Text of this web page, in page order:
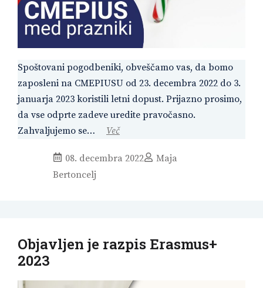
Spoštovani pogodbeniki, obveščamo vas, da bomo
zaposleni na CMEPIUSU od 23. decembra 2022 do 3.
januarja 2023 koristili letni dopust. Prijazno prosimo,
da vse odprte zadeve uredite pravočasno.
Zahvaljujemo se…
Več
08. decembra 2022
Maja
Bertoncelj
Objavljen je razpis Erasmus+
2023